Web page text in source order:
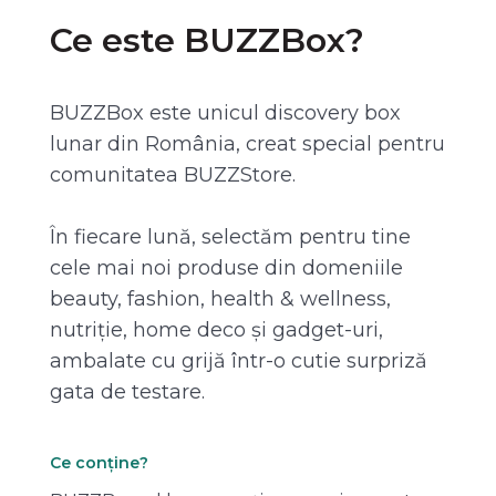
Ce este BUZZBox?
BUZZBox este unicul discovery box
lunar din România, creat special pentru
comunitatea BUZZStore.
În fiecare lună, selectăm pentru tine
cele mai noi produse din domeniile
beauty, fashion, health & wellness,
nutriție, home deco și gadget-uri,
ambalate cu grijă într-o cutie surpriză
gata de testare.
Ce conține?